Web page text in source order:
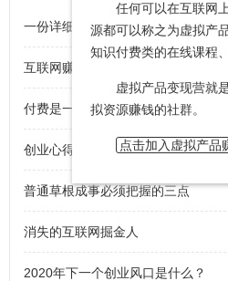
一份详细完整的低成本创业指南
互联网赚快钱 你是那块料吗？
付费是一种能力
创业心得分享：我的赚钱心得
普通草根成事必须把握的三点
消失的互联网掘金人
2020年下一个创业风口是什么？
任何可以在互联网
源都可以称之为虚拟产
知识付费类的在线课程、
虚拟产品变现营就
拟资源赚钱的社群。
点击加入虚拟产品